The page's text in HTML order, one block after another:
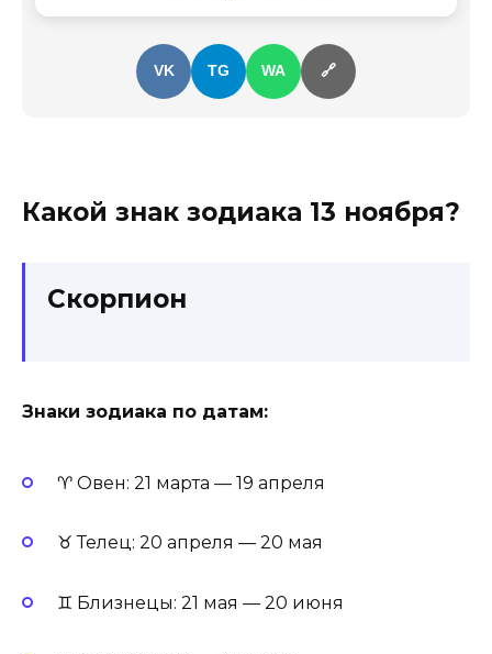
VK TG WA 🔗
Какой знак зодиака 13 ноября?
Скорпион
Знаки зодиака по датам:
♈ Овен: 21 марта — 19 апреля
♉ Телец: 20 апреля — 20 мая
♊ Близнецы: 21 мая — 20 июня